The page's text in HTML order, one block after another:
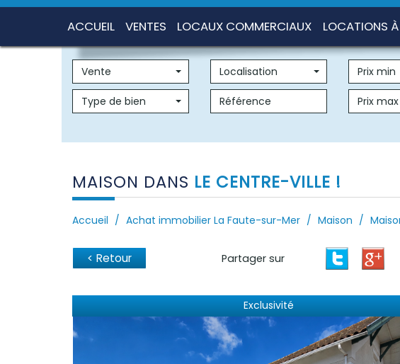
ACCUEIL VENTES LOCAUX COMMERCIAUX LOCATIONS
Vente
Type de bien
Localisation
MAISON DANS LE CENTRE-VILLE !
Accueil Achat immobilier La Faute-sur-Mer Maison
< Retour Partager sur
Exclusivité